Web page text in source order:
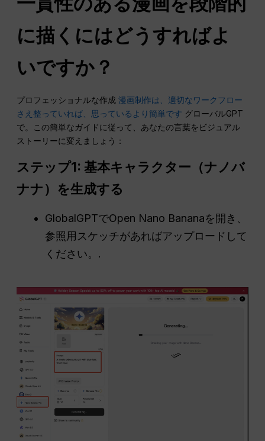
に描くにはどうすればよ
いですか？
プロフェッショナルな作成漫画制作は、適切なワークフロー
さえ整っていれば、思っているより簡単です グローバルGPT
で。この簡単なガイドに従って、あなたの言葉をビジュアル
ストーリーに変えましょう：
ステップ1: 基本キャラクター（ナノバ
ナナ）を生成する
GlobalGPTでOpen Nano Bananaを開き、
参照用スケッチがあればアップロードして
ください。.